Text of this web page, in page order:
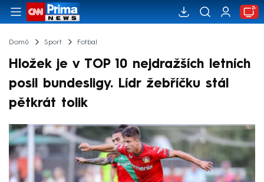
Domů Sport Fotbal
Hložek je v TOP 10 nejdražších letních
posil bundesligy. Lídr žebříčku stál
pětkrát tolik